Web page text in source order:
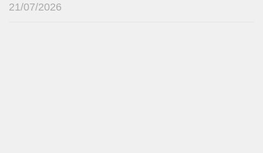
21/07/2026